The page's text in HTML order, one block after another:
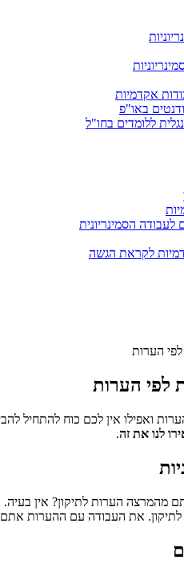
אקדמיות
באו"פ
ללומדים בחו"ל
לעבודה הסמינריונית
לקראת הגשה
הערות
לפי הערות
ואפילו אין לכם כוח להתחיל
לנו את זה.
מהמרצה הערות לתיקון? אין
את העבודה עם ההערות אתם